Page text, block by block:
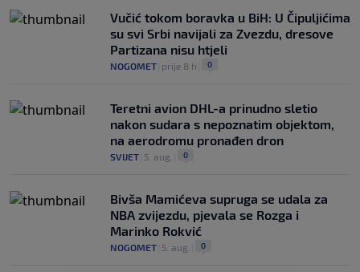
Vučić tokom boravka u BiH: U Čipuljićima
su svi Srbi navijali za Zvezdu, dresove
Partizana nisu htjeli
NOGOMET prije 8 h 0
Teretni avion DHL-a prinudno sletio
nakon sudara s nepoznatim objektom,
na aerodromu pronađen dron
SVIJET 5. aug. 0
Bivša Mamićeva supruga se udala za
NBA zvijezdu, pjevala se Rozga i
Marinko Rokvić
NOGOMET 5. aug. 0